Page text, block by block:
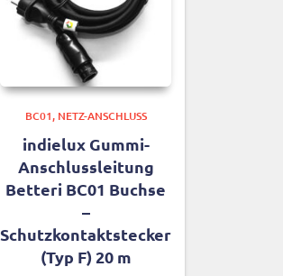
BC01 NETZ-ANSCHLUSS
indielux Gummi-
Anschlussleitung
Betteri BC01 Buchse
–
Schutzkontaktstecker
(Typ F) 20 m